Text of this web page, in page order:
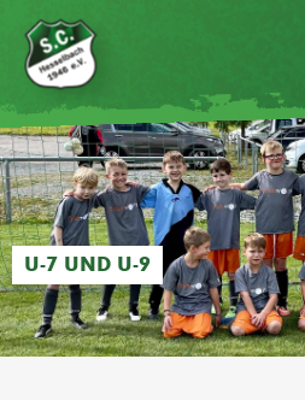
U-7 UND U-9